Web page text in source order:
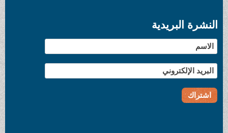
النشرة البريدية